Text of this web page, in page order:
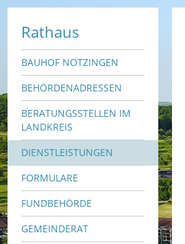
Rathaus
BAUHOF NOTZINGEN
BEHÖRDENADRESSEN
BERATUNGSSTELLEN IM
LANDKREIS
DIENSTLEISTUNGEN
FORMULARE
FUNDBEHÖRDE
GEMEINDERAT